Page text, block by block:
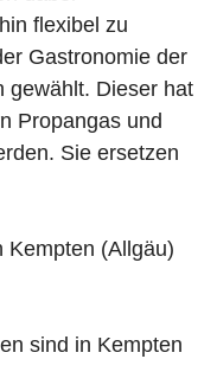
flexibel zu
Gastronomie der
gewählt. Dieser hat
Propangas und
Sie ersetzen
Kempten (Allgäu)
sind in Kempten